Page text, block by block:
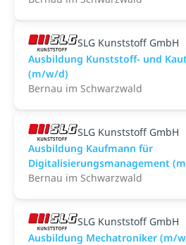
SLG Kunststoff GmbH
Ausbildung Kunststoff- und
(m/w/d)
Bernau im Schwarzwald
SLG Kunststoff GmbH
Ausbildung Kaufmann für
Digitalisierungsmanagement
Bernau im Schwarzwald
SLG Kunststoff GmbH
Ausbildung Mechatroniker (m/